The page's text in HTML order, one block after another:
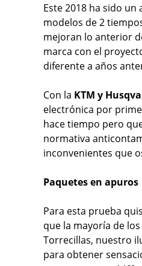
Este 2018 ha sido
modelos de 2
mejoran lo anterior
marca con el
diferente a años
Con la KTM y
electrónica por
hace tiempo pero
normativa
inconvenientes que
Paquetes en apuros
Para esta prueba
que la mayoría de
Torrecillas, nuestro
para obtener